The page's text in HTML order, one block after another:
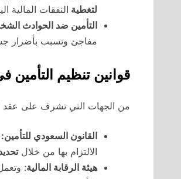
لتغطية النفقات المالية
التأمين ضد الحوادث
مفاجئ وتسبب بأضرار
قوانين تنظيم التأمين
من الجهات التي تشرف على عقد
القانون السعودي للتأمين:
الالتزام بها من خلال
هيئة الرقابة المالية: